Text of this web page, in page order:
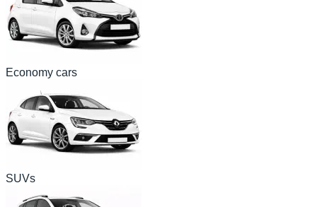
Economy cars
SUVs